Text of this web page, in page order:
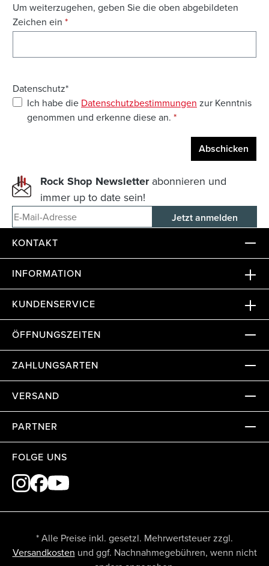
Um weiterzugehen, geben Sie die oben abgebildeten
Zeichen ein *
Datenschutz*
Ich habe die Datenschutzbestimmungen zur Kenntnis
genommen und erkenne diese an. *
Abschicken
Rock Shop Newsletterabonnieren und
immer up to date sein!
E-Mail-Adresse
KONTAKT
INFORMATION
KUNDENSERVICE
ÖFFNUNGSZEITEN
ZAHLUNGSARTEN
VERSAND
PARTNER
FOLGE UNS
* Alle Preise inkl. gesetzl. Mehrwertsteuer zzgl.
Versandkosten und ggf. Nachnahmegebühren, wenn nicht